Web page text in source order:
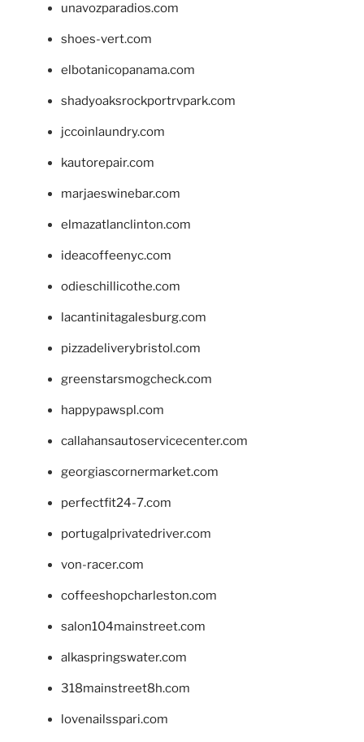
unavozparadios.com
shoes-vert.com
elbotanicopanama.com
shadyoaksrockportrvpark.com
jccoinlaundry.com
kautorepair.com
marjaeswinebar.com
elmazatlanclinton.com
ideacoffeenyc.com
odieschillicothe.com
lacantinitagalesburg.com
pizzadeliverybristol.com
greenstarsmogcheck.com
happypawspl.com
callahansautoservicecenter.com
georgiascornermarket.com
perfectfit24-7.com
portugalprivatedriver.com
von-racer.com
coffeeshopcharleston.com
salon104mainstreet.com
alkaspringswater.com
318mainstreet8h.com
lovenailsspari.com